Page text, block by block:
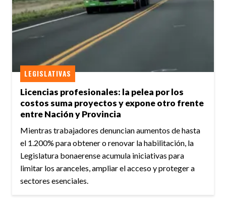
Licencias profesionales: la pelea por los
costos suma proyectos y expone otro frente
entre Nación y Provincia
LEGISLATIVAS
Mientras trabajadores denuncian aumentos de hasta
el 1.200% para obtener o renovar la habilitación, la
Legislatura bonaerense acumula iniciativas para
limitar los aranceles, ampliar el acceso y proteger a
sectores esenciales.